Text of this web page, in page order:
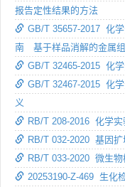
报告定性结果的方法
GB/T 35657-2017 化
南 基于样品消解的金属
GB/T 32465-2015 化
GB/T 32467-2015 化
义
RB/T 208-2016 化学
RB/T 032-2020 基因
RB/T 033-2020 微生
20253190-Z-469 生化